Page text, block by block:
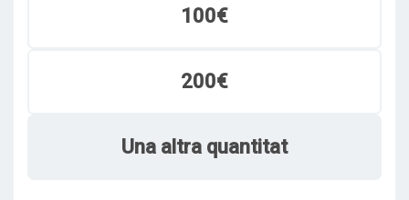
100€
200€
Una altra quantitat